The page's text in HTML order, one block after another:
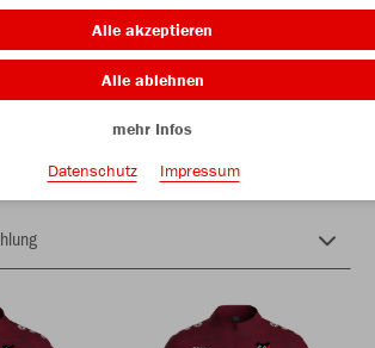
im Teamshop SV Lonsee
1923 e.V.
Alle akzeptieren
Alle ablehnen
mehr Infos
Datenschutz
Impressum